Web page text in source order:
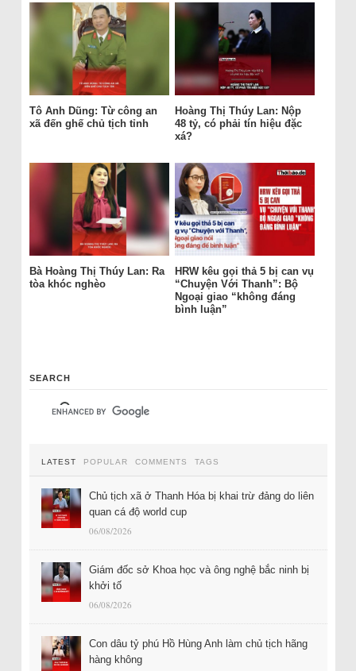
Tô Anh Dũng: Từ công an
xã đến ghế chủ tịch tỉnh
Hoàng Thị Thúy Lan: Nộp
48 tỷ, có phải tín hiệu đặc
xá?
Bà Hoàng Thị Thúy Lan: Ra
tòa khóc nghèo
HRW kêu gọi thả 5 bị can vụ
“Chuyện Với Thanh”: Bộ
Ngoại giao “không đáng
bình luận”
SEARCH
LATEST POPULAR COMMENTS TAGS
Chủ tịch xã ở Thanh Hóa bị khai trừ đảng do liên
quan cá độ world cup
06/08/2026
Giám đốc sở Khoa học và ông nghệ bắc ninh bị
khởi tố
06/08/2026
Con dâu tỷ phú Hồ Hùng Anh làm chủ tịch hãng
hàng không